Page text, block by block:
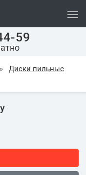
59
»
Диски пильные